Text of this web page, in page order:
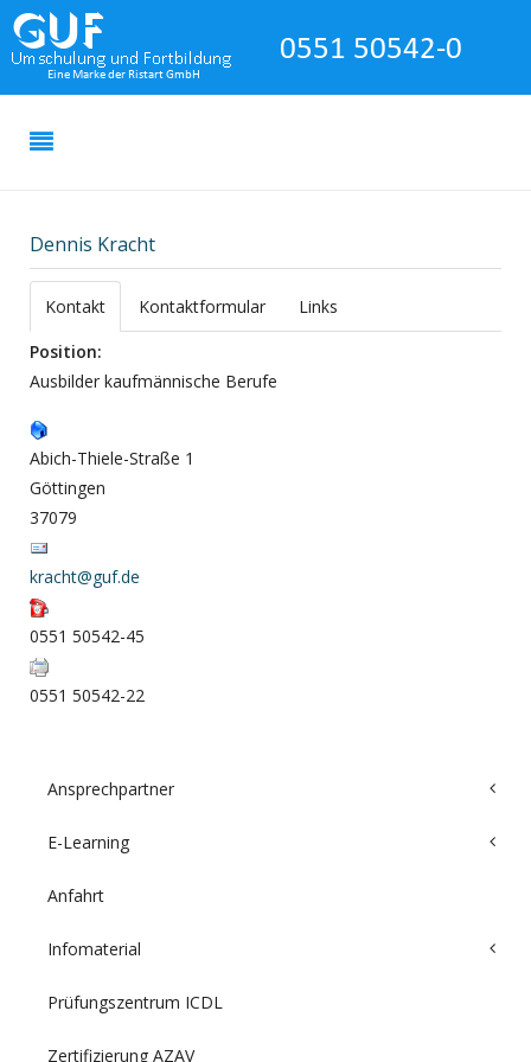
Dennis Kracht
Kontakt Kontaktformular
Links
Position:
Ausbilder kaufmännische Berufe
Abich-Thiele-Straße 1
Göttingen
37079
kracht@guf.de
0551 50542-45
0551 50542-22
Ansprechpartner
E-Learning
Anfahrt
Infomaterial
Prüfungszentrum ICDL
Zertifizierung AZAV